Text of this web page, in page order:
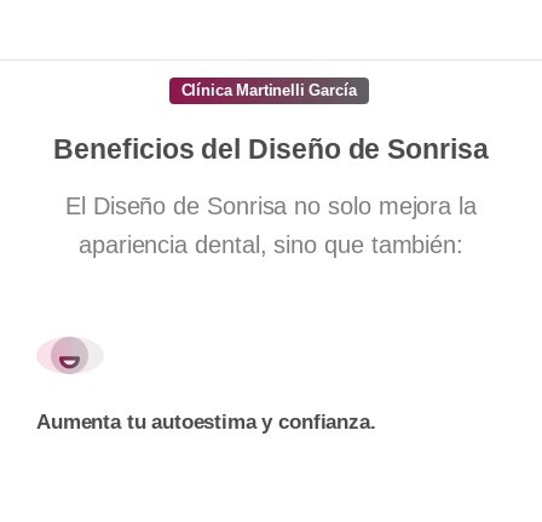
Clínica Martinelli García
Beneficios del Diseño de Sonrisa
El Diseño de Sonrisa no solo mejora la
apariencia dental, sino que también:
Aumenta tu autoestima y confianza.